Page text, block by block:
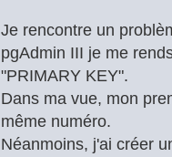
Je rencontre un
pgAdmin III je me
"PRIMARY KEY".
Dans ma vue, mon
même numéro.
Néanmoins, j'ai créer